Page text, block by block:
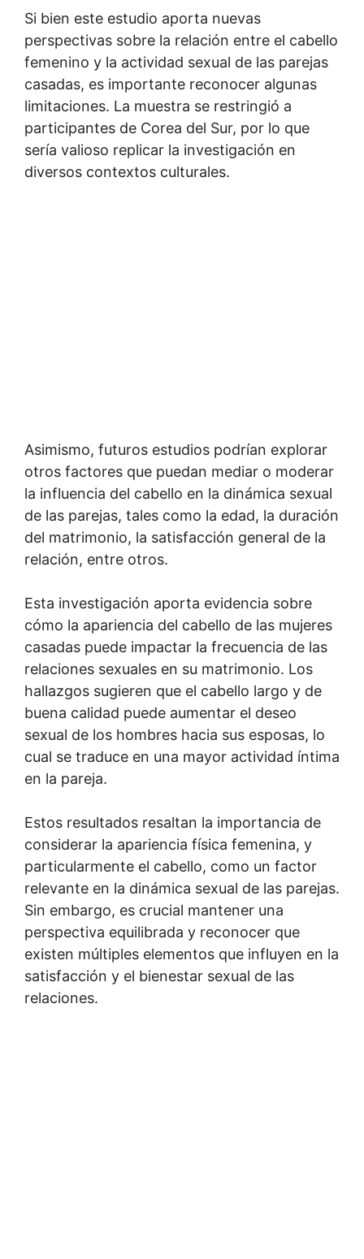
Si bien este estudio aporta nuevas
perspectivas sobre la relación entre el cabello
femenino y la actividad sexual de las parejas
casadas, es importante reconocer algunas
limitaciones. La muestra se restringió a
participantes de Corea del Sur, por lo que
sería valioso replicar la investigación en
diversos contextos culturales.
Asimismo, futuros estudios podrían explorar
otros factores que puedan mediar o moderar
la influencia del cabello en la dinámica sexual
de las parejas, tales como la edad, la duración
del matrimonio, la satisfacción general de la
relación, entre otros.
Esta investigación aporta evidencia sobre
cómo la apariencia del cabello de las mujeres
casadas puede impactar la frecuencia de las
relaciones sexuales en su matrimonio. Los
hallazgos sugieren que el cabello largo y de
buena calidad puede aumentar el deseo
sexual de los hombres hacia sus esposas, lo
cual se traduce en una mayor actividad íntima
en la pareja.
Estos resultados resaltan la importancia de
considerar la apariencia física femenina, y
particularmente el cabello, como un factor
relevante en la dinámica sexual de las parejas.
Sin embargo, es crucial mantener una
perspectiva equilibrada y reconocer que
existen múltiples elementos que influyen en la
satisfacción y el bienestar sexual de las
relaciones.